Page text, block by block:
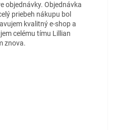
objednávky. Objednávka
priebeh nákupu bol
kvalitný e-shop a
celému tímu Lillian
znova.